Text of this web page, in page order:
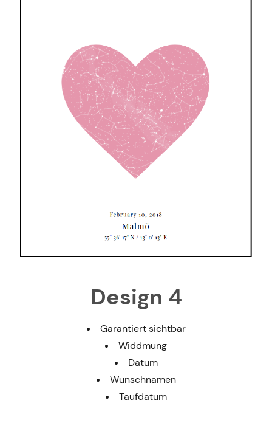
Design 4
Garantiert sichtbar
Widdmung
Datum
Wunschnamen
Taufdatum